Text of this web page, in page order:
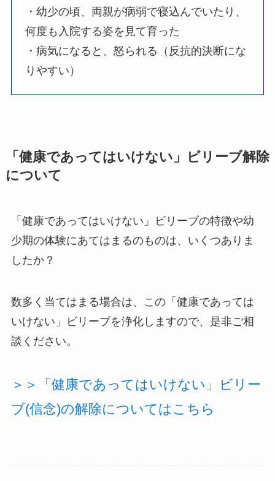
・幼少の頃、両親が病弱で寝込んでいたり、
何度も入院する姿を見て育った
・病気になると、怒られる（反抗的決断にな
りやすい）
「健康であってはいけない」ビリーブ解除
について
「健康であってはいけない」ビリーブの特徴や幼
少期の体験にあてはまるのものは、いくつありま
したか？
数多く当てはまる場合は、この「健康であっては
いけない」ビリーブを浄化しますので、是非ご相
談ください。
＞＞「健康であってはいけない」ビリー
ブ(信念)の解除についてはこちら